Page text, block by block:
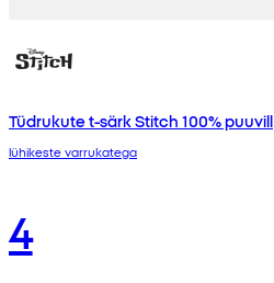
Tüdrukute t-särk Stitch 100% puuvill
lühikeste varrukatega
4